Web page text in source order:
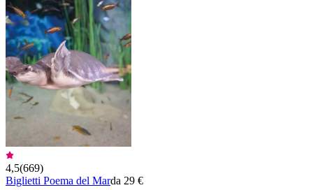
4,5(669)
Biglietti Poema del Marda 29 €